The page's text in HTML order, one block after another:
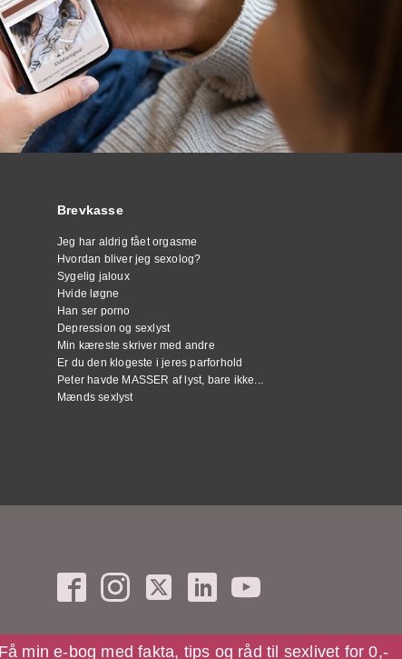
Brevkasse
Jeg har aldrig fået orgasme
Hvordan bliver jeg sexolog?
Sygelig jaloux
Hvide løgne
Han ser porno
Depression og sexlyst
Min kæreste skriver med andre
Er du den klogeste i jeres parforhold
Peter havde MASSER af lyst, bare ikke...
Mænds sexlyst
Få min e-bog med fakta, tips og råd til sexlivet for 0,-